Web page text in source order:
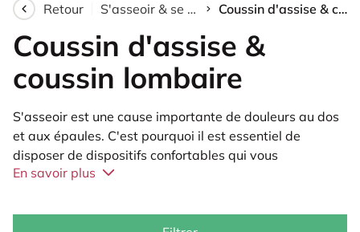
Retour S'asseoir & se tenir debout Coussin d'assise & coussin lombaire
Coussin d'assise &
coussin lombaire
S'asseoir est une cause importante de douleurs au dos
et aux épaules. C'est pourquoi il est essentiel de
disposer de dispositifs confortables qui vous
permettent de vous asseoir de manière adéquate. En
ergonomiques, nous proposons également des coussins
En savoir plus